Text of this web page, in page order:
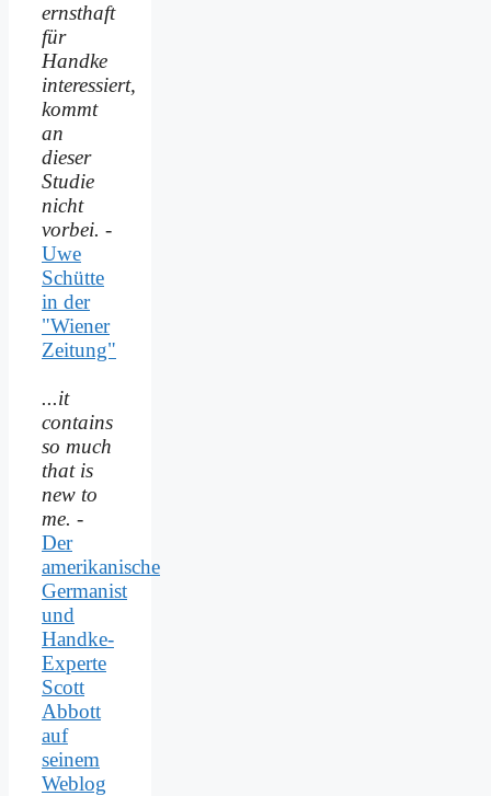
ernsthaft
für
Handke
interessiert,
kommt
an
dieser
Studie
nicht
vorbei. -
Uwe
Schütte
in der
"Wiener
Zeitung"
...it
contains
so much
that is
new to
me. -
Der
amerikanische
Germanist
und
Handke-
Experte
Scott
Abbott
auf
seinem
Weblog